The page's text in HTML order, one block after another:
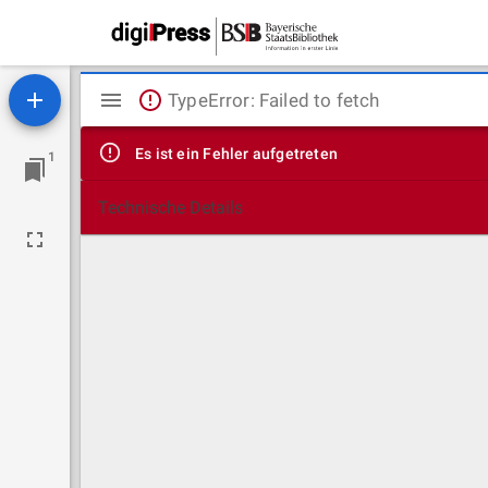
1
Mirador
Viewer
TypeError: Failed to fetch
Es ist ein Fehler aufgetreten
Technische Details